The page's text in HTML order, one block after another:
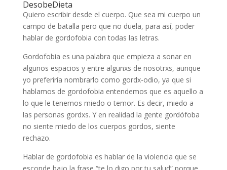
DesobeDieta
Quiero escribir desde el cuerpo. Que sea mi cuerpo un
campo de batalla pero que no duela, para así, poder
hablar de gordofobia con todas las letras.
Gordofobia es una palabra que empieza a sonar en
algunos espacios y entre algunxs de nosotrxs, aunque
yo preferiría nombrarlo como gordx-odio, ya que si
hablamos de gordofobia entendemos que es aquello a
lo que le tenemos miedo o temor. Es decir, miedo a
las personas gordxs. Y en realidad la gente gordófoba
no siente miedo de los cuerpos gordos, siente
rechazo.
Hablar de gordofobia es hablar de la violencia que se